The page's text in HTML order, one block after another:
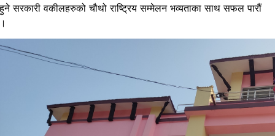
हुने सरकारी वकीलहरुको चौथो राष्ट्रिय सम्मेलन भव्यताका साथ सफल पारौं
।